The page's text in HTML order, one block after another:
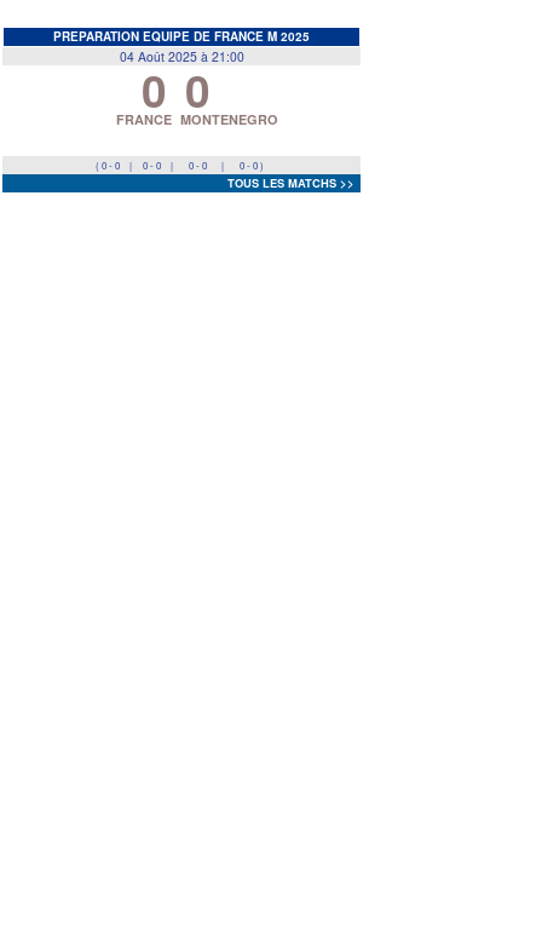
PREPARATION EQUIPE DE FRANCE M 2025
04 Août 2025 à 21:00
0
FRANCE 0
MONTENEGRO
( 0 - 0 | 0 - 0 | 0 - 0 | 0 - 0 )
TOUS LES MATCHS >>